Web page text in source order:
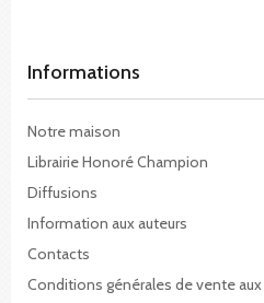
Informations
Notre maison
Librairie Honoré Champion
Diffusions
Information aux auteurs
Contacts
Conditions générales de vente